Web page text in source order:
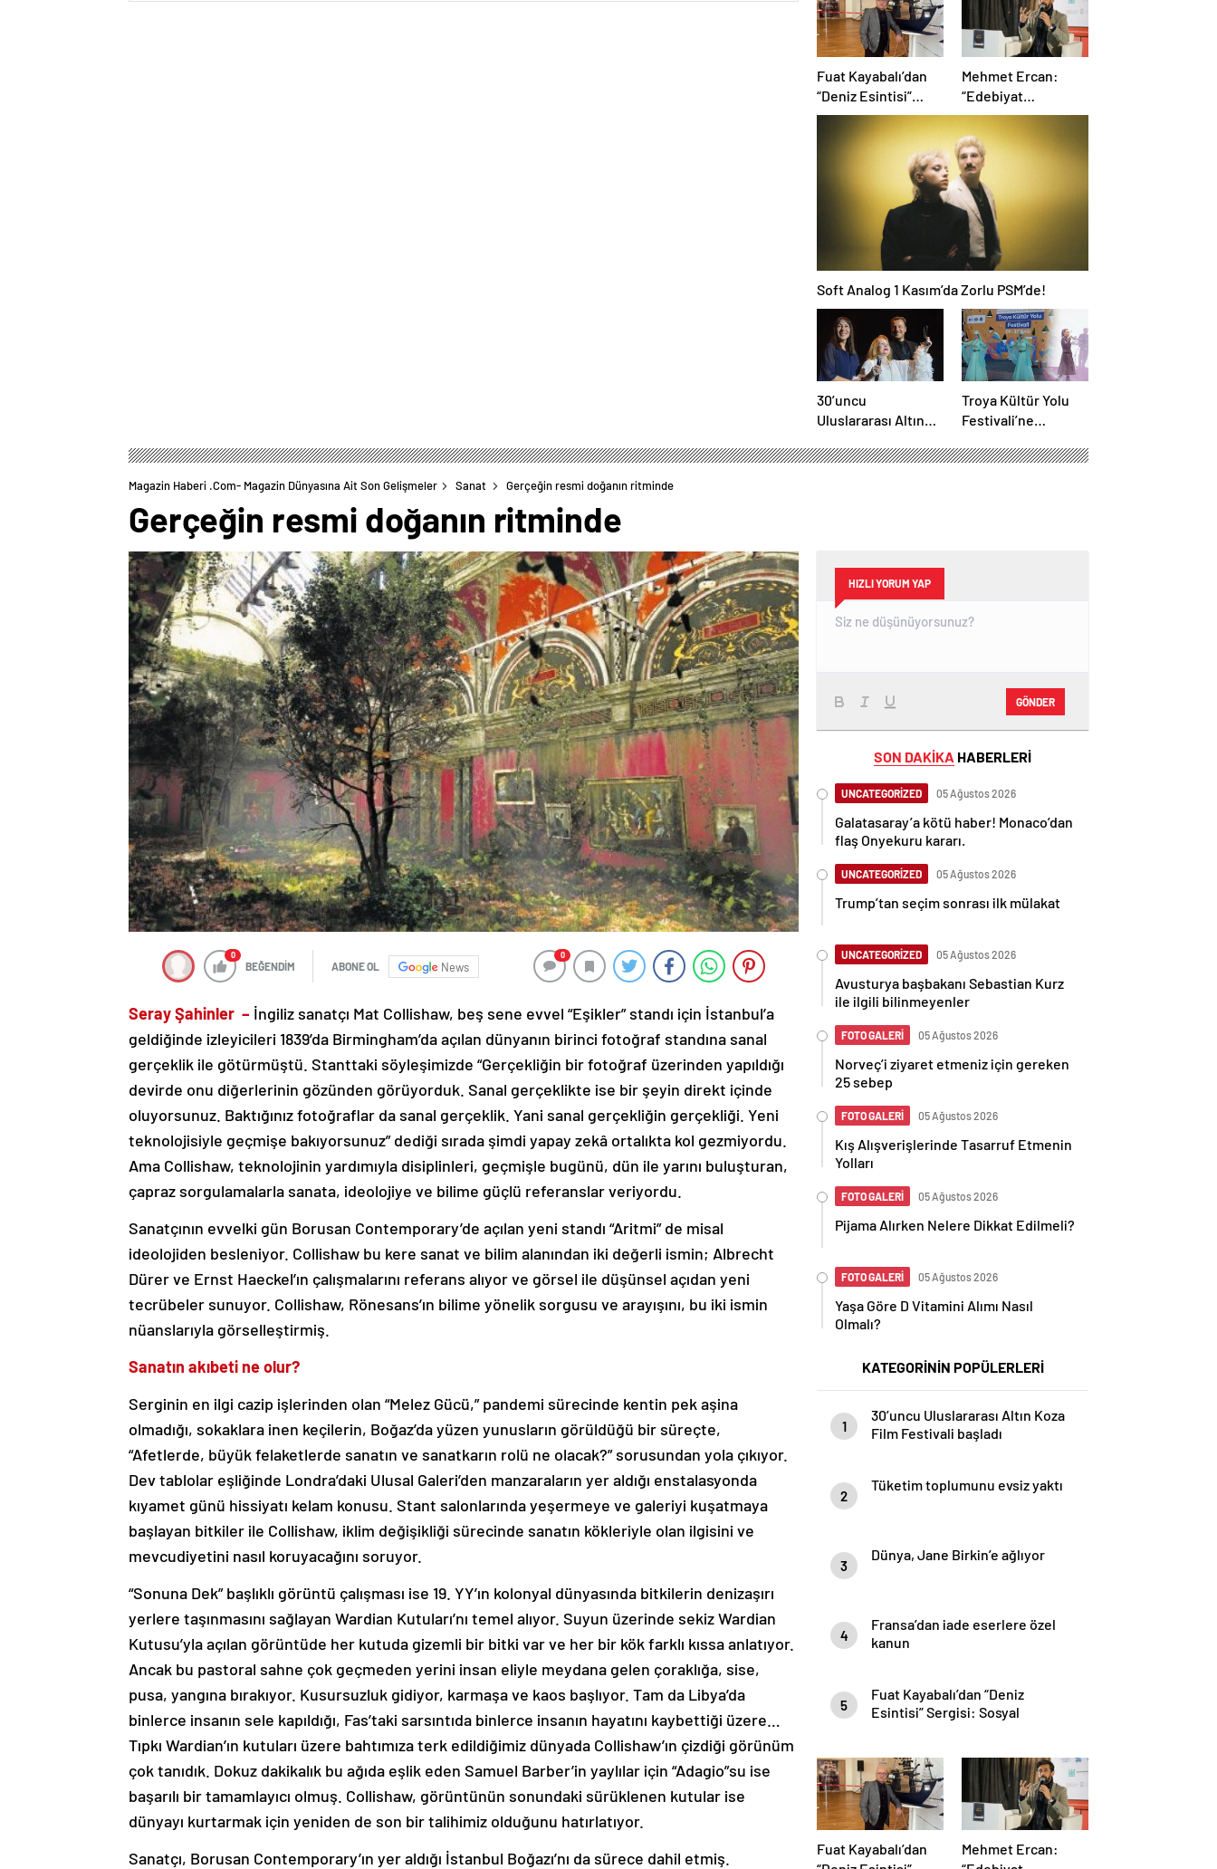
Fuat Kayabalı’dan
“Deniz Esintisi”
Sergisi: Sosyal
Farkındalıkla Sanat
Mehmet Ercan:
“Edebiyat
Matematikten Daha
Problemli Bir
Mesele”
Soft Analog 1 Kasım’da Zorlu PSM’de!
30’uncu
Uluslararası Altın
başladı
Troya Kültür Yolu
Festivali’ne
Magazin Haberi .com- Magazin Dünyasına Ait Son Gelişmeler Sanat Gerçeğin resmi doğanın ritminde
Gerçeğin resmi doğanın ritminde
0
BEĞENDİM ABONE OL News
0
Seray Şahinler – İngiliz sanatçı Mat Collishaw, beş sene evvel “Eşikler” standı için İstanbul’a
geldiğinde izleyicileri 1839’da Birmingham’da açılan dünyanın birinci fotoğraf standına sanal
gerçeklik ile götürmüştü. Stanttaki söyleşimizde “Gerçekliğin bir fotoğraf üzerinden yapıldığı
devirde onu diğerlerinin gözünden görüyorduk. Sanal gerçeklikte ise bir şeyin direkt içinde
oluyorsunuz. Baktığınız fotoğraflar da sanal gerçeklik. Yani sanal gerçekliğin gerçekliği. Yeni
teknolojisiyle geçmişe bakıyorsunuz” dediği sırada şimdi yapay zekâ ortalıkta kol gezmiyordu.
Ama Collishaw, teknolojinin yardımıyla disiplinleri, geçmişle bugünü, dün ile yarını buluşturan,
çapraz sorgulamalarla sanata, ideolojiye ve bilime güçlü referanslar veriyordu.
Sanatçının evvelki gün Borusan Contemporary’de açılan yeni standı “Aritmi” de misal
ideolojiden besleniyor. Collishaw bu kere sanat ve bilim alanından iki değerli ismin; Albrecht
Dürer ve Ernst Haeckel’ın çalışmalarını referans alıyor ve görsel ile düşünsel açıdan yeni
tecrübeler sunuyor. Collishaw, Rönesans’ın bilime yönelik sorgusu ve arayışını, bu iki ismin
nüanslarıyla görselleştirmiş.
Sanatın akıbeti ne olur?
Serginin en ilgi cazip işlerinden olan “Melez Gücü,” pandemi sürecinde kentin pek aşina
olmadığı, sokaklara inen keçilerin, Boğaz’da yüzen yunusların görüldüğü bir süreçte,
“Afetlerde, büyük felaketlerde sanatın ve sanatkarın rolü ne olacak?” sorusundan yola çıkıyor.
Dev tablolar eşliğinde Londra’daki Ulusal Galeri’den manzaraların yer aldığı enstalasyonda
kıyamet günü hissiyatı kelam konusu. Stant salonlarında yeşermeye ve galeriyi kuşatmaya
başlayan bitkiler ile Collishaw, iklim değişikliği sürecinde sanatın kökleriyle olan ilgisini ve
mevcudiyetini nasıl koruyacağını soruyor.
“Sonuna Dek” başlıklı görüntü çalışması ise 19. YY’ın kolonyal dünyasında bitkilerin denizaşırı
yerlere taşınmasını sağlayan Wardian Kutuları’nı temel alıyor. Suyun üzerinde sekiz Wardian
Kutusu’yla açılan görüntüde her kutuda gizemli bir bitki var ve her bir kök farklı kıssa anlatıyor.
Ancak bu pastoral sahne çok geçmeden yerini insan eliyle meydana gelen çoraklığa, sise,
pusa, yangına bırakıyor. Kusursuzluk gidiyor, karmaşa ve kaos başlıyor. Tam da Libya’da
binlerce insanın sele kapıldığı, Fas’taki sarsıntıda binlerce insanın hayatını kaybettiği üzere…
Tıpkı Wardian’ın kutuları üzere bahtımıza terk edildiğimiz dünyada Collishaw’ın çizdiği görünüm
çok tanıdık. Dokuz dakikalık bu ağıda eşlik eden Samuel Barber’in yaylılar için “Adagio”su ise
başarılı bir tamamlayıcı olmuş. Collishaw, görüntünün sonundaki sürüklenen kutular ise
dünyayı kurtarmak için yeniden de son bir talihimiz olduğunu hatırlatıyor.
Sanatçı, Borusan Contemporary’ın yer aldığı İstanbul Boğazı’nı da sürece dahil etmiş.
HIZLI YORUM YAP
GÖNDER
SON DAKİKA HABERLERİ
UNCATEGORİZED 05 Ağustos 2026
Galatasaray’a kötü haber! Monaco’dan
flaş Onyekuru kararı.
UNCATEGORİZED 05 Ağustos 2026
Trump’tan seçim sonrası ilk mülakat
UNCATEGORİZED 05 Ağustos 2026
Avusturya başbakanı Sebastian Kurz
ile ilgili bilinmeyenler
FOTO GALERİ 05 Ağustos 2026
Norveç’i ziyaret etmeniz için gereken
25 sebep
FOTO GALERİ 05 Ağustos 2026
Kış Alışverişlerinde Tasarruf Etmenin
Yolları
FOTO GALERİ 05 Ağustos 2026
Pijama Alırken Nelere Dikkat Edilmeli?
FOTO GALERİ 05 Ağustos 2026
Yaşa Göre D Vitamini Alımı Nasıl
Olmalı?
KATEGORİNİN POPÜLERLERİ
1
30’uncu Uluslararası Altın Koza
Film Festivali başladı
2
Tüketim toplumunu evsiz yaktı
3
Dünya, Jane Birkin’e ağlıyor
4
Fransa’dan iade eserlere özel
kanun
5
Fuat Kayabalı’dan “Deniz
Esintisi” Sergisi: Sosyal
Fuat Kayabalı’dan
Mehmet Ercan: